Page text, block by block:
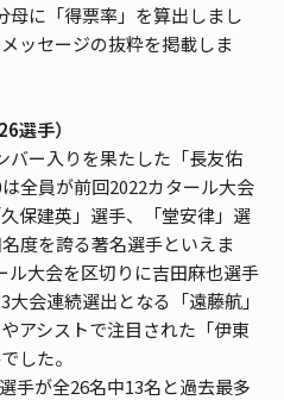
に「得票率」を算出しまし
ッセージの抜粋を掲載しま
選手）
バー入りを果たした「長友佑
全員が前回2022カタール大会
保建英」選手、「堂安律」選
度を誇る著名選手といえま
ル大会を区切りに吉田麻也選手
会連続選出となる「遠藤航」
アシストで注目された「伊東
した。
手が全26名中13名と過去最多